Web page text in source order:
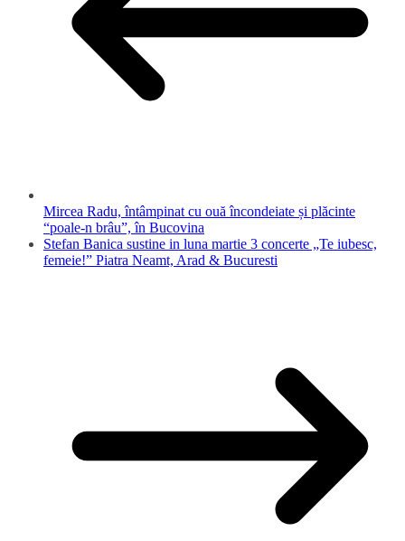
Mircea Radu, întâmpinat cu ouă încondeiate și plăcinte
“poale-n brâu”, în Bucovina
Stefan Banica sustine in luna martie 3 concerte „Te iubesc,
femeie!” Piatra Neamt, Arad & Bucuresti